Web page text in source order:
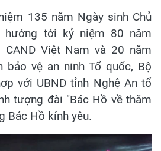
135 năm Ngày sinh Chủ
hướng tới kỷ niệm 80 năm
CAND Việt Nam và 20 năm
bảo vệ an ninh Tổ quốc, Bộ
với UBND tỉnh Nghệ An tổ
tượng đài "Bác Hồ về thăm
Bác Hồ kính yêu.